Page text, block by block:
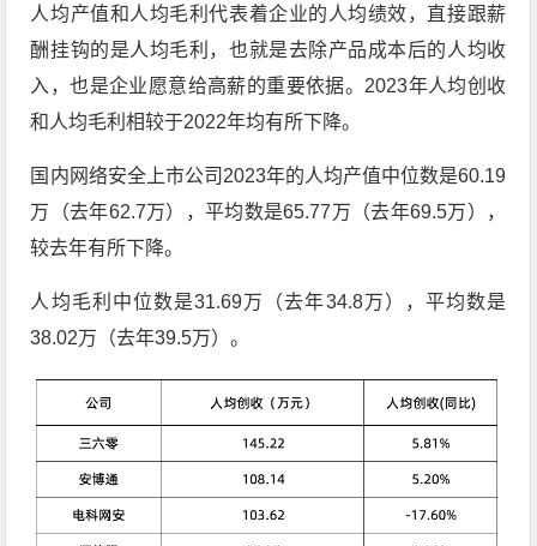
人均产值和人均毛利代表着企业的人均绩效，直接跟薪
酬挂钩的是人均毛利，也就是去除产品成本后的人均收
入，也是企业愿意给高薪的重要依据。2023年人均创收
和人均毛利相较于2022年均有所下降。
国内网络安全上市公司2023年的人均产值中位数是60.19
万（去年62.7万），平均数是65.77万（去年69.5万），
较去年有所下降。
人均毛利中位数是31.69万（去年34.8万），平均数是
38.02万（去年39.5万）。